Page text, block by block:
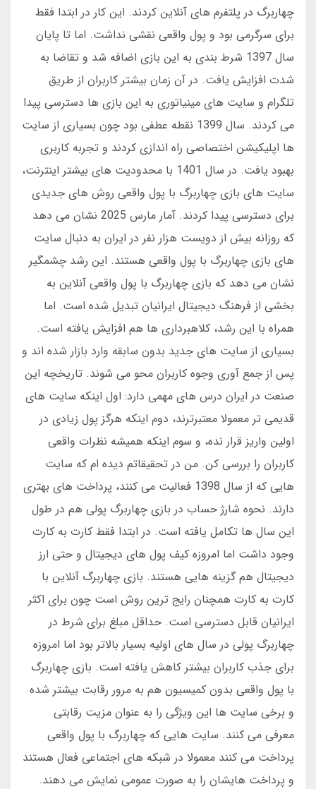
چهاربرگ در پلتفرم های آنلاین کردند. این کار در ابتدا فقط
برای سرگرمی بود و پول واقعی نقشی نداشت. اما تا پایان
سال 1397 شرط بندی به این بازی اضافه شد و تقاضا به
شدت افزایش یافت. در آن زمان بیشتر کاربران از طریق
تلگرام و سایت های مینیاتوری به این بازی ها دسترسی پیدا
می کردند. سال 1399 نقطه عطفی بود چون بسیاری از سایت
ها اپلیکیشن اختصاصی راه اندازی کردند و تجربه کاربری
بهبود یافت. در سال 1401 با محدودیت های بیشتر اینترنت،
سایت های بازی چهاربرگ با پول واقعی روش های جدیدی
برای دسترسی پیدا کردند. آمار مارس 2025 نشان می دهد
که روزانه بیش از دویست هزار نفر در ایران به دنبال سایت
های بازی چهاربرگ با پول واقعی هستند. این رشد چشمگیر
نشان می دهد که بازی چهاربرگ با پول واقعی آنلاین به
بخشی از فرهنگ دیجیتال ایرانیان تبدیل شده است. اما
همراه با این رشد، کلاهبرداری ها هم افزایش یافته است.
بسیاری از سایت های جدید بدون سابقه وارد بازار شده اند و
پس از جمع آوری وجوه کاربران محو می شوند. تاریخچه این
صنعت در ایران درس های مهمی دارد: اول اینکه سایت های
قدیمی تر معمولا معتبرترند، دوم اینکه هرگز پول زیادی در
اولین واریز قرار نده، و سوم اینکه همیشه نظرات واقعی
کاربران را بررسی کن. من در تحقیقاتم دیده ام که سایت
هایی که از سال 1398 فعالیت می کنند، پرداخت های بهتری
دارند. نحوه شارژ حساب در بازی چهاربرگ پولی هم در طول
این سال ها تکامل یافته است. در ابتدا فقط کارت به کارت
وجود داشت اما امروزه کیف پول های دیجیتال و حتی ارز
دیجیتال هم گزینه هایی هستند. بازی چهاربرگ آنلاین با
کارت به کارت همچنان رایج ترین روش است چون برای اکثر
ایرانیان قابل دسترسی است. حداقل مبلغ برای شرط در
چهاربرگ پولی در سال های اولیه بسیار بالاتر بود اما امروزه
برای جذب کاربران بیشتر کاهش یافته است. بازی چهاربرگ
با پول واقعی بدون کمیسیون هم به مرور رقابت بیشتر شده
و برخی سایت ها این ویژگی را به عنوان مزیت رقابتی
معرفی می کنند. سایت هایی که چهاربرگ با پول واقعی
پرداخت می کنند معمولا در شبکه های اجتماعی فعال هستند
و پرداخت هایشان را به صورت عمومی نمایش می دهند.